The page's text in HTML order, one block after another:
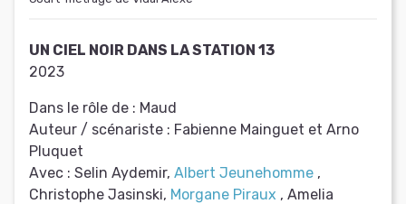
UN CIEL NOIR DANS LA STATION 13
2023
Dans le rôle de : Maud
Auteur / scénariste : Fabienne Mainguet et Arno
Pluquet
Avec : Selin Aydemir, Albert Jeunehomme ,
Christophe Jasinski, Morgane Piraux , Amelia